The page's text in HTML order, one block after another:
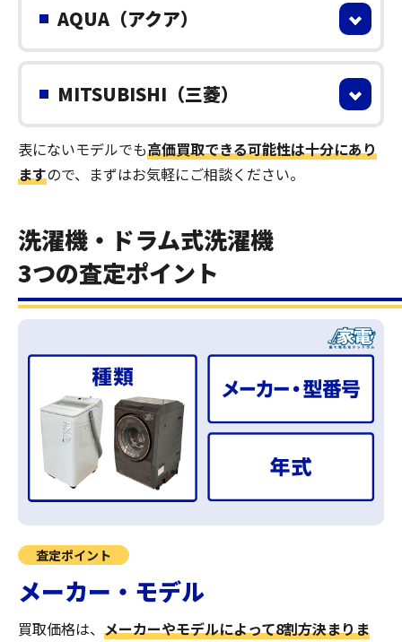
AQUA（アクア）
MITSUBISHI（三菱）
表にないモデルでも高価買取できる可能性は十分にあり
ますので、まずはお気軽にご相談ください。
洗濯機・ドラム式洗濯機
3つの査定ポイント
査定ポイント
メーカー・モデル
買取価格は、 メーカーやモデルによって8割方決まりま